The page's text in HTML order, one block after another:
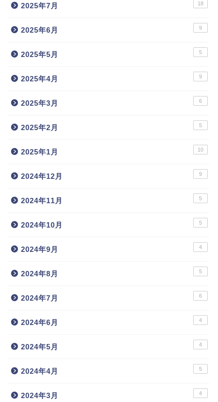
2025年7月 18
2025年6月 9
2025年5月 5
2025年4月 9
2025年3月 6
2025年2月 5
2025年1月 10
2024年12月 9
2024年11月 5
2024年10月 5
2024年9月 4
2024年8月 5
2024年7月 6
2024年6月 4
2024年5月 4
2024年4月 5
2024年3月 4